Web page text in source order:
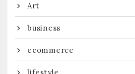
Art
business
ecommerce
lifestyle